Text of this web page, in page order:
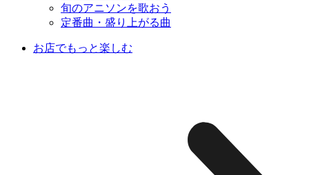
旬のアニソンを歌おう
定番曲・盛り上がる曲
お店でもっと楽しむ